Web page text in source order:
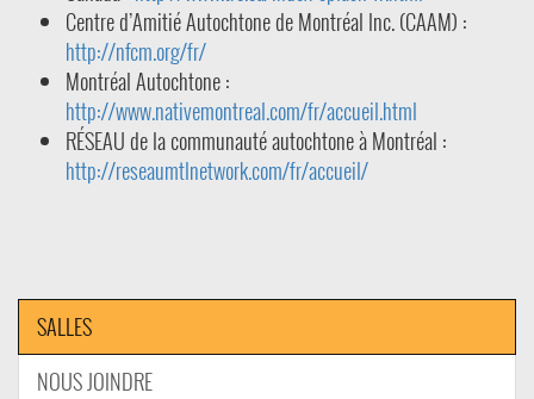
Centre d’Amitié Autochtone de Montréal Inc. (CAAM) :
http://nfcm.org/fr/
Montréal Autochtone :
http://www.nativemontreal.com/fr/accueil.html
RÉSEAU de la communauté autochtone à Montréal :
http://reseaumtlnetwork.com/fr/accueil/
SALLES
NOUS JOINDRE